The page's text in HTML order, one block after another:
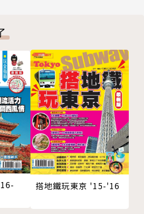
頭潮男，讓東京潮男示範該怎麼穿
上，讓你的東京購物之旅買得盡
搭地鐵玩東京 '15-'16